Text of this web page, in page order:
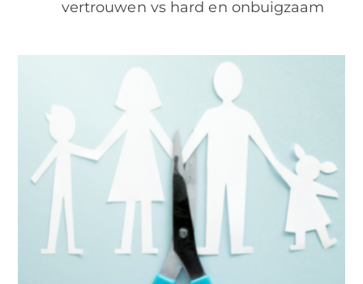
vertrouwen vs hard en onbuigzaam